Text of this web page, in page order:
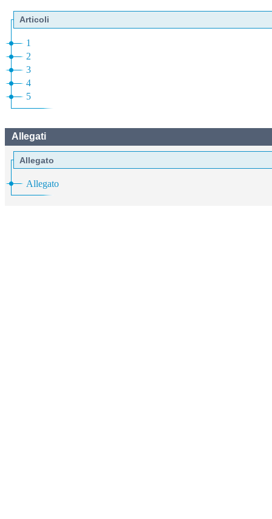
Articoli
1
2
3
4
5
Allegati
Allegato
Allegato